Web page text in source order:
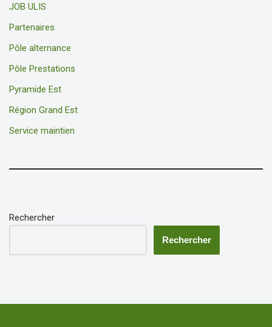
JOB ULIS
Partenaires
Pôle alternance
Pôle Prestations
Pyramide Est
Région Grand Est
Service maintien
Rechercher
Rechercher